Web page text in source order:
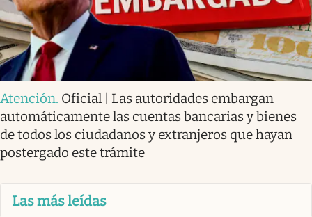
Atención. Oficial | Las autoridades embargan
automáticamente las cuentas bancarias y bienes
de todos los ciudadanos y extranjeros que hayan
postergado este trámite
Las más leídas